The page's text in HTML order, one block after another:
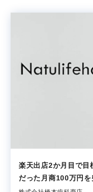
楽天出店2か月目で目
だった月商100万円を